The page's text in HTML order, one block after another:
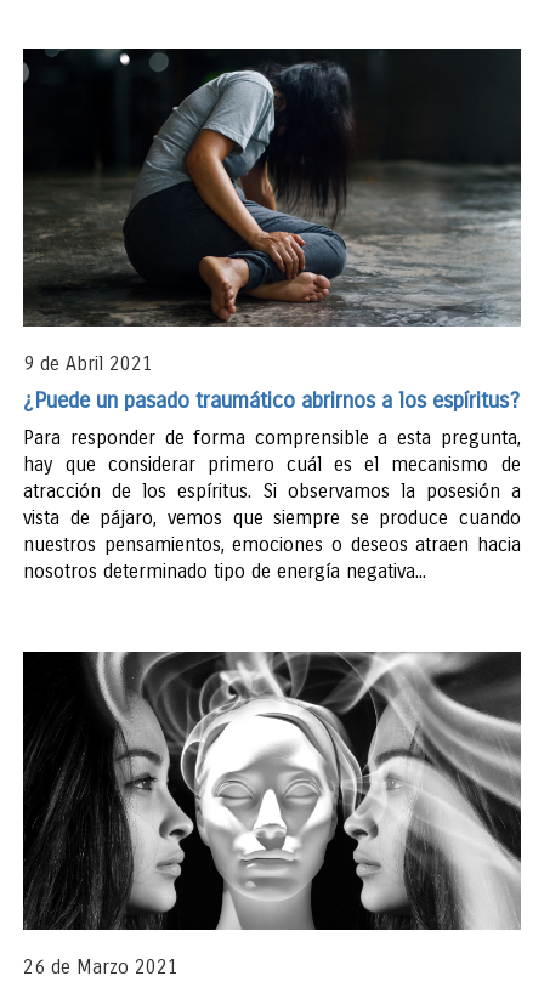
9 de Abril 2021
¿Puede un pasado traumático abrirnos a los espíritus?
Para responder de forma comprensible a esta pregunta,
hay que considerar primero cuál es el mecanismo de
atracción de los espíritus. Si observamos la posesión a
vista de pájaro, vemos que siempre se produce cuando
nuestros pensamientos, emociones o deseos atraen hacia
nosotros determinado tipo de energía negativa...
26 de Marzo 2021